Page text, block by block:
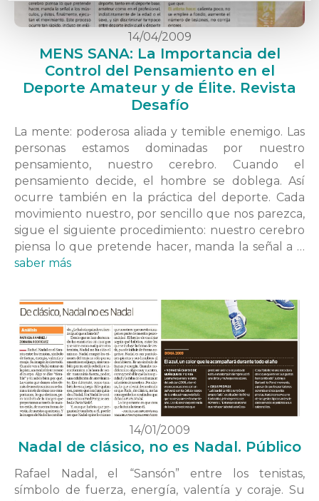
14/04/2009
MENS SANA: La Importancia del
Control del Pensamiento en el
Deporte Amateur y de Élite. Revista
Desafío
La mente: poderosa aliada y temible enemigo. Las
personas estamos dominadas por nuestro
pensamiento, nuestro cerebro. Cuando el
pensamiento decide, el hombre se doblega. Así
ocurre también en la práctica del deporte. Cada
movimiento nuestro, por sencillo que nos parezca,
sigue el siguiente procedimiento: nuestro cerebro
piensa lo que pretende hacer, manda la señal a …
saber más
14/01/2009
Nadal de clásico, no es Nadal. Público
Rafael Nadal, el “Sansón” entre los tenistas,
símbolo de fuerza, energía, valentía y coraje. Su